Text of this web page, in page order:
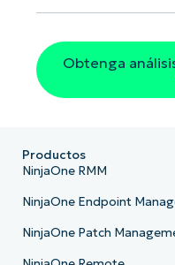
Obtenga
Productos
NinjaOne RMM
NinjaOne Endpoint
NinjaOne Patch